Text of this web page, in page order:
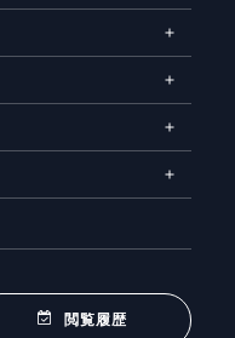
閲覧履歴